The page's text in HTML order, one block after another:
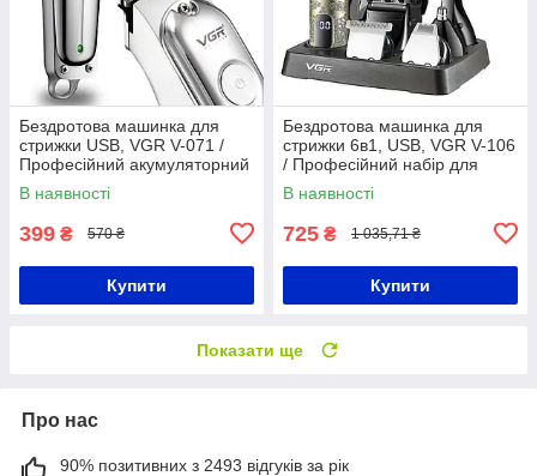
Бездротова машинка для
стрижки USB, VGR V-071 /
Професійний акумуляторний
триммер для волосся і
бороди
В наявності
399 ₴ 570 ₴
Купити
Бездротова машинка для
стрижки 6в1, USB, VGR V-106
/ Професійний набір для
стрижки волосся та бороди
В наявності
725 ₴ 1 035,71 ₴
Купити
Показати ще
Про нас
90% позитивних з 2493 відгуків за рік